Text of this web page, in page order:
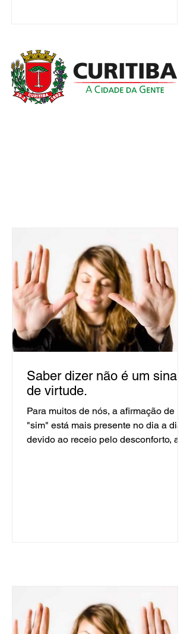
Saber dizer não é um sinal
de virtude.
Para muitos de nós, a afirmação de um
"sim" está mais presente no dia a dia
devido ao receio pelo desconforto, ao